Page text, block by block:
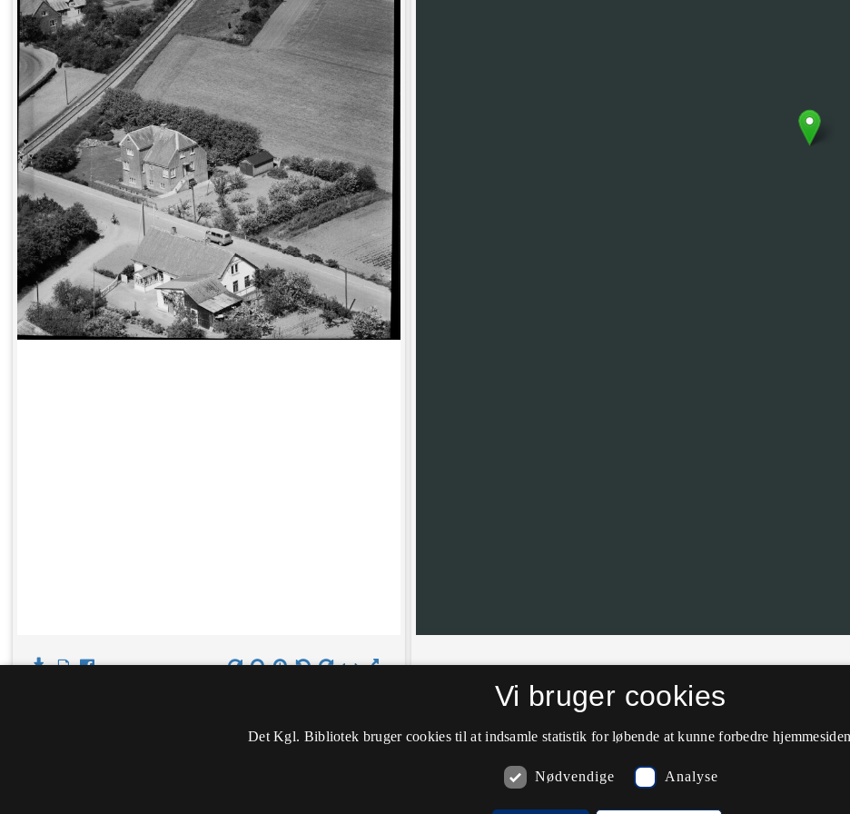
farve til grøn.
Kommentarer
Vi bruger cookies
Det Kgl. Bibliotek bruger cookies til at indsamle statistik for løbende at kunne forbedre
Nødvendige Analyse